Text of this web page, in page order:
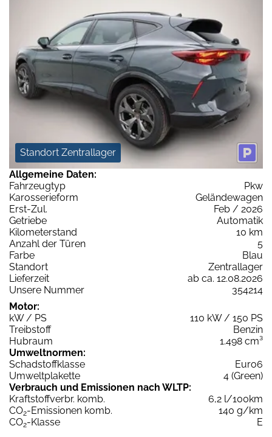
Standort Zentrallager
Allgemeine Daten:
Fahrzeugtyp
Pkw
Karosserieform
Geländewagen
Erst-Zul.
Feb / 2026
Getriebe
Automatik
Kilometerstand
10 km
Anzahl der Türen
5
Farbe
Blau
Standort
Zentrallager
Lieferzeit
ab ca. 12.08.2026
Unsere Nummer
354214
Motor:
kW / PS
110 kW / 150 PS
Treibstoff
Benzin
Hubraum
1.498 cm³
Umweltnormen:
Schadstoffklasse
Euro6
Umweltplakette
4 (Green)
Verbrauch und Emissionen nach WLTP:
Kraftstoffverbr. komb.
6,2 l/100km
CO2-Emissionen komb.
140 g/km
CO2-Klasse
E